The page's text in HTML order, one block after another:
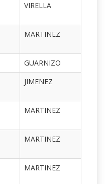
VIRELLA
MARTINEZ
GUARNIZO
JIMENEZ
MARTINEZ
MARTINEZ
MARTINEZ